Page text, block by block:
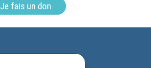
Je fais un don